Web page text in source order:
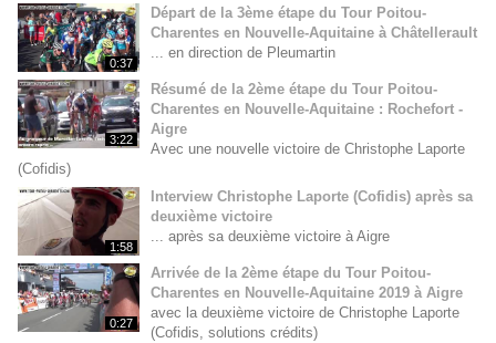
0:37
Départ de la 3ème étape du Tour Poitou-
Charentes en Nouvelle-Aquitaine à Châtellerault
... en direction de Pleumartin
3:22
Résumé de la 2ème étape du Tour Poitou-
Charentes en Nouvelle-Aquitaine : Rochefort -
Aigre
Avec une nouvelle victoire de Christophe Laporte
(Cofidis)
1:58
Interview Christophe Laporte (Cofidis) après sa
deuxième victoire
... après sa deuxième victoire à Aigre
0:27
Arrivée de la 2ème étape du Tour Poitou-
Charentes en Nouvelle-Aquitaine 2019 à Aigre
avec la deuxième victoire de Christophe Laporte
(Cofidis, solutions crédits)